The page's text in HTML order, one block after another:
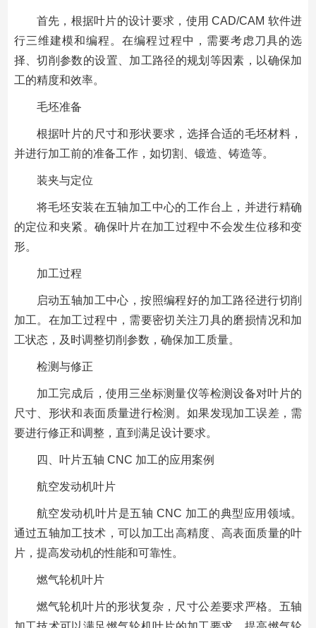
首先，根据叶片的设计要求，使用 CAD/CAM 软件进
行三维建模和编程。在编程过程中，需要考虑刀具的选
择、切削参数的设置、加工路径的规划等因素，以确保加
工的精度和效率。
毛坯准备
根据叶片的尺寸和形状要求，选择合适的毛坯材料，
并进行加工前的准备工作，如切割、锻造、铸造等。
装夹与定位
将毛坯安装在五轴加工中心的工作台上，并进行精确
的定位和夹紧。确保叶片在加工过程中不会发生位移和变
形。
加工过程
启动五轴加工中心，按照编程好的加工路径进行切削
加工。在加工过程中，需要密切关注刀具的磨损情况和加
工状态，及时调整切削参数，确保加工质量。
检测与修正
加工完成后，使用三坐标测量仪等检测设备对叶片的
尺寸、形状和表面质量进行检测。如果发现加工误差，需
要进行修正和调整，直到满足设计要求。
四、叶片五轴 CNC 加工的应用案例
航空发动机叶片
航空发动机叶片是五轴 CNC 加工的典型应用领域。
通过五轴加工技术，可以加工出高精度、高表面质量的叶
片，提高发动机的性能和可靠性。
燃气轮机叶片
燃气轮机叶片的形状复杂，尺寸公差要求严格。五轴